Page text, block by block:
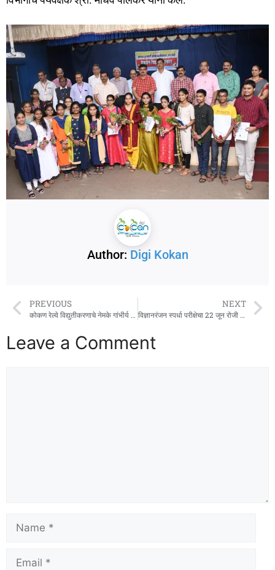
Author: Digi Kokan
PREVIOUS
कोकण रेल्वे विद्युतीकरणाचे नेमके गांभीर्य पंतप्रधान नरेंद्र मोदी यांनाच समजले
NEXT
विज्ञानरंजन स्पर्धा परीक्षेचा 22 जून रोजी पारितोषिक वितरण कार्यक्रम
Leave a Comment